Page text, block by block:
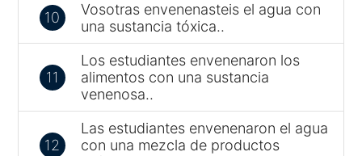
10
Vosotras envenenasteis el agua con
una sustancia tóxica..
11
Los estudiantes envenenaron los
alimentos con una sustancia
venenosa..
12
Las estudiantes envenenaron el agua
con una mezcla de productos